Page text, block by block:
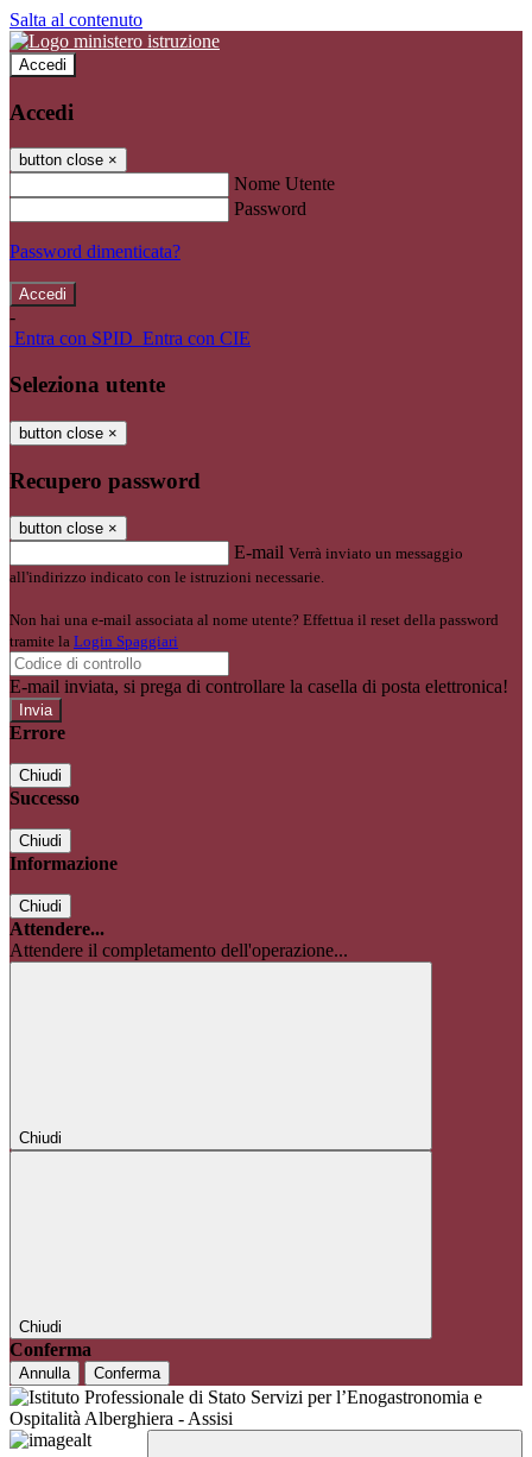
Salta al contenuto
Accedi
Accedi
button close ×
Nome Utente
Password
Password dimenticata?
-
Entra con SPID Entra con CIE
Seleziona utente
button close ×
Recupero password
button close ×
E-mail Verrà inviato un messaggio
all'indirizzo indicato con le istruzioni necessarie.
Non hai una e-mail associata al nome utente? Effettua il reset della password
tramite la Login Spaggiari
E-mail inviata, si prega di controllare la casella di posta elettronica!
Errore
Chiudi
Successo
Chiudi
Informazione
Chiudi
Attendere...
Attendere il completamento dell'operazione...
Chiudi
Chiudi
Conferma
Annulla Conferma